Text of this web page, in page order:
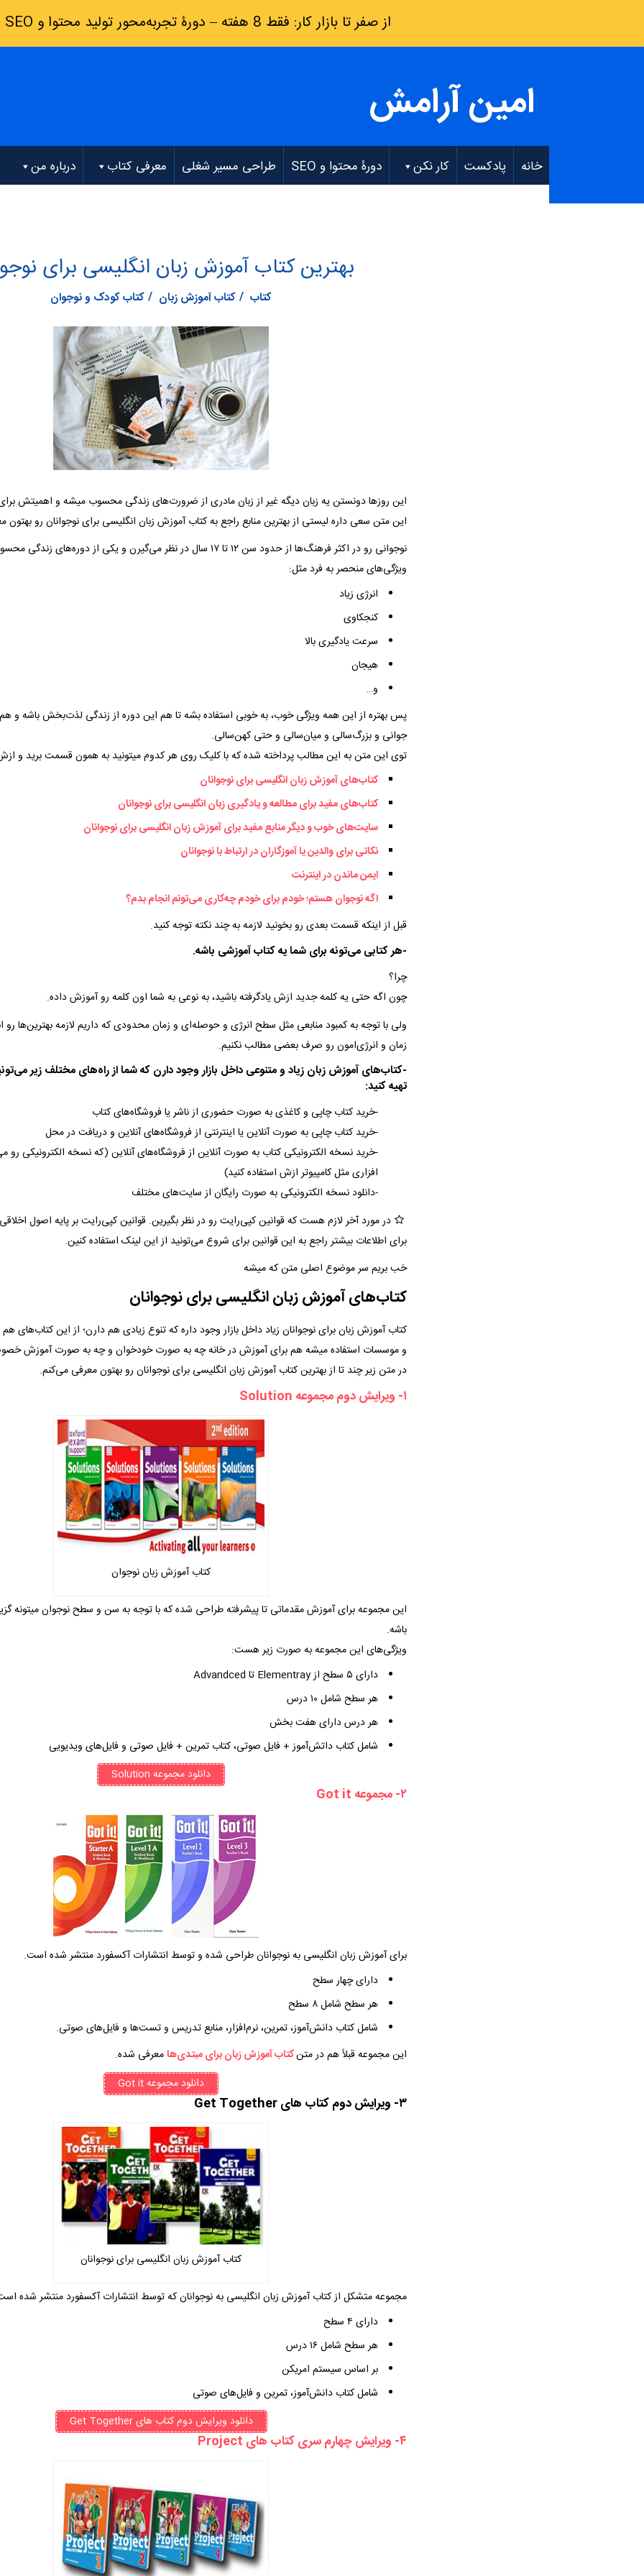
از صفر تا بازار کار: فقط 8 هفته – دورۀ تجربه‌محور تولید محتوا و SEO
امین آرامش
خانه پادکست کار نکن دورۀ محتوا و SEO طراحی مسیر شغلی معرفی کتاب درباره من
بهترین کتاب آموزش زبان انگلیسی برای
کتاب کتاب آموزش زبان کتاب کودک و نوجوان
این روزها دونستن یه زبان دیگه غیر از زبان مادری از ضرورت‌های زندگی محسوب میشه و اهمیتش
این متن سعی داره لیستی از بهترین منابع راجع به کتاب آموزش زبان انگلیسی برای نوجوانان رو بهتون
نوجوانی رو در اکثر فرهنگ‌ها از حدود سن ۱۲ تا ۱۷ سال در نظر می‌گیرن و یکی از
ویژگی‌های منحصر به فرد مثل:
انرژی زیاد
کنجکاوی
سرعت یادگیری بالا
هیجان
و…
پس بهتره از این همه ویژگی خوب، به خوبی استفاده بشه تا هم این دوره از زندگی لذت‌بخش باشه و
جوانی و بزرگ‌سالی و میان‌سالی و حتی کهن‌سالی.
توی این متن به این مطالب پرداخته شده که با کلیک روی هر کدوم میتونید به همون قسمت برید و ازش
کتاب‌های آموزش زبان انگلیسی برای نوجوانان
کتاب‌های مفید برای مطالعه و یادگیری زبان انگلیسی برای نوجوانان
سایت‌های خوب و دیگر منابع مفید برای آموزش زبان انگلیسی برای نوجوانان
نکاتی برای والدین یا آموزگاران در ارتباط با نوجوانان
ایمن ماندن در اینترنت
اگه نوجوان هستم؛ خودم برای خودم چه‌کاری می‌تونم انجام بدم؟
قبل از اینکه قسمت بعدی رو بخونید لازمه به چند نکته توجه کنید.
-هر کتابی می‌تونه برای شما یه کتاب آموزشی باشه.
چرا؟
چون اگه حتی یه کلمه جدید ازش یادگرفته باشید، به نوعی به شما اون کلمه رو آموزش داده.
ولی با توجه به کمبود منابعی مثل سطح انرژی و حوصله‌‌ای و زمان محدودی که داریم لازمه بهترین‌ها رو
زمان و انرژی‌امون رو صرف بعضی مطالب نکنیم.
-کتاب‌های آموزش زبان زیاد و متنوعی داخل بازار وجود دارن که شما از راه‌های مختلف زیر
تهیه کنید:
-خرید کتاب چاپی و کاغذی به صورت حضوری از ناشر یا فروشگاه‌های کتاب
-خرید کتاب چاپی به صورت آنلاین یا اینترنتی از فروشگاه‌های آنلاین و دریافت در محل
-خرید نسخه الکترونیکی کتاب به صورت آنلاین از فروشگاه‌های آنلاین (که نسخه الکترونیکی رو
افزاری مثل کامپیوتر ازش استفاده کنید)
-دانلود نسخه الکترونیکی به صورت رایگان از سایت‌های مختلف
در مورد آخر لازم هست که قوانین کپی‌رایت رو در نظر بگیرین. قوانین کپی‌رایت بر پایه اصول
برای اطلاعات بیشتر راجع به این قوانین برای شروع می‌تونید از این لینک استفاده کنین.
خب بریم سر موضوع اصلی متن که میشه
کتاب‌های آموزش زبان انگلیسی برای نوجوانان
کتاب آموزش زبان برای نوجوانان زیاد داخل بازار وجود داره که تنوع زیادی هم دارن؛ از این کتاب‌های
و موسسات استفاده میشه هم برای آموزش در خانه چه به صورت خودخوان و چه به صورت آموزش
در متن زیر چند تا از بهترین کتاب آموزش زبان انگلیسی برای نوجوانان رو بهتون معرفی می‌کنم.
۱- ویرایش دوم مجموعه Solution
کتاب آموزش زبان نوجوان
این مجموعه برای آموزش مقدماتی تا پیشرفته طراحی شده که با توجه به سن و سطح نوجوان میتونه
باشه.
ویژگی‌‌های این مجموعه به صورت زیر هست:
دارای ۵ سطح از Elementray تا Advandced
هر سطح شامل ۱۰ درس
هر درس دارای هفت بخش
شامل کتاب داتش‌آموز + فایل صوتی، کتاب تمرین + فایل صوتی و فایل‌های ویدیویی
دانلود مجموعه Solution
۲- مجموعه Got it
برای آموزش زبان انگلیسی به نوجوانان طراحی شده و توسط انتشارات آکسفورد منتشر شده است.
دارای چهار سطح
هر سطح شامل ۸ سطح
شامل کتاب دانش‌آموز، تمرین، نرم‌افزار، منابع تدریس و تست‌ها و فایل‌های صوتی.
این مجموعه قبلاً هم در متنکتاب آموزش زبان برای مبتدی‌ها معرفی شده.
دانلود مجموعه Got it
۳- ویرایش دوم کتاب های Get Together
کتاب آموزش زبان انگلیسی برای نوجوانان
مجموعه متشکل از کتاب آموزش زبان انگلیسی به نوجوانان که توسط انتشارات آکسفورد منتشر شده
دارای ۴ سطح
هر سطح شامل ۱۶ درس
بر اساس سیستم امریکن
شامل کتاب دانش‌آموز، تمرین و فایل‌های صوتی
دانلود ویرایش دوم کتاب های Get Together
۴- ویرایش چهارم سری کتاب های Project